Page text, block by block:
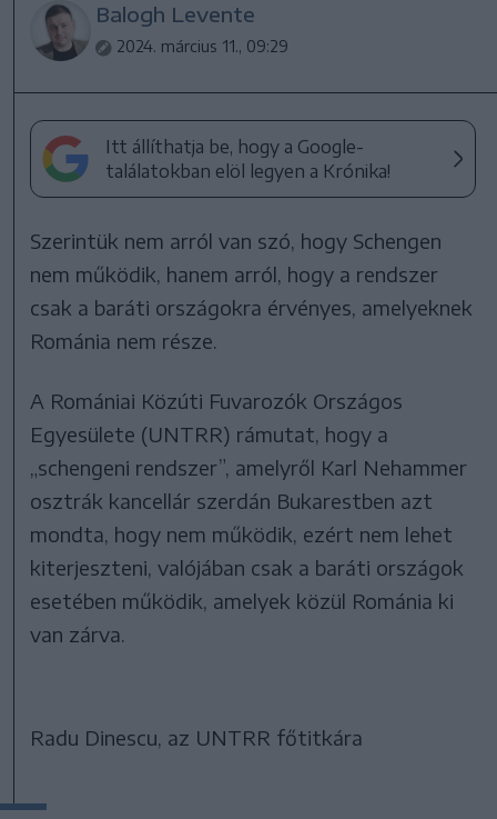
Balogh Levente
2024. március 11., 09:29
Itt állíthatja be, hogy a Google-
találatokban elöl legyen a Krónika!
Szerintük nem arról van szó, hogy Schengen
nem működik, hanem arról, hogy a rendszer
csak a baráti országokra érvényes, amelyeknek
Románia nem része.
A Romániai Közúti Fuvarozók Országos
Egyesülete (UNTRR) rámutat, hogy a
„schengeni rendszer”, amelyről Karl Nehammer
osztrák kancellár szerdán Bukarestben azt
mondta, hogy nem működik, ezért nem lehet
kiterjeszteni, valójában csak a baráti országok
esetében működik, amelyek közül Románia ki
van zárva.
Radu Dinescu, az UNTRR főtitkára